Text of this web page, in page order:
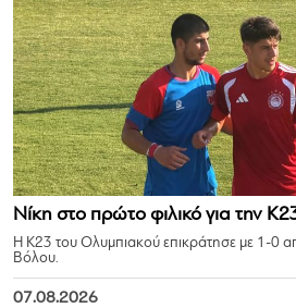
Νίκη στο πρώτο φιλικό για την
Η Κ23 του Ολυμπιακού επικράτησε με 1-0
Βόλου.
07.08.2026